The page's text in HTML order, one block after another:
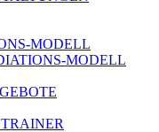
MODELL
MODELL